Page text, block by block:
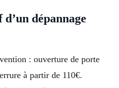
dépannage
: ouverture de porte
à partir de 110€.